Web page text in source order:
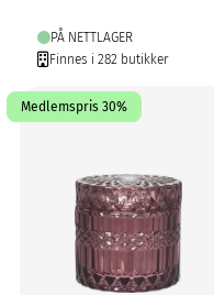
PÅ NETTLAGER
Finnes i 282 butikker
Medlemspris 30%